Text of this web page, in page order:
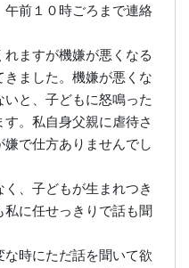
前１０時ごろまで連絡
ますが機嫌が悪くなる
ました。機嫌が悪くな
と、子どもに怒鳴った
。私自身父親に虐待さ
で仕方ありませんでし
、子どもが生まれつき
に任せっきりで話も聞
時にただ話を聞いて欲